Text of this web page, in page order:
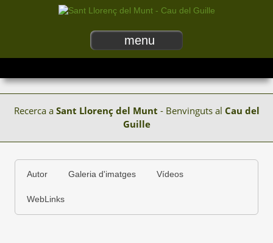
menu
Recerca a Sant Llorenç del Munt - Benvinguts al Cau del
Guille
Autor Galeria d'imatges Vídeos
WebLinks